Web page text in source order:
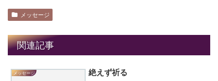
メッセージ
関連記事
メッセージ 絶えず祈る